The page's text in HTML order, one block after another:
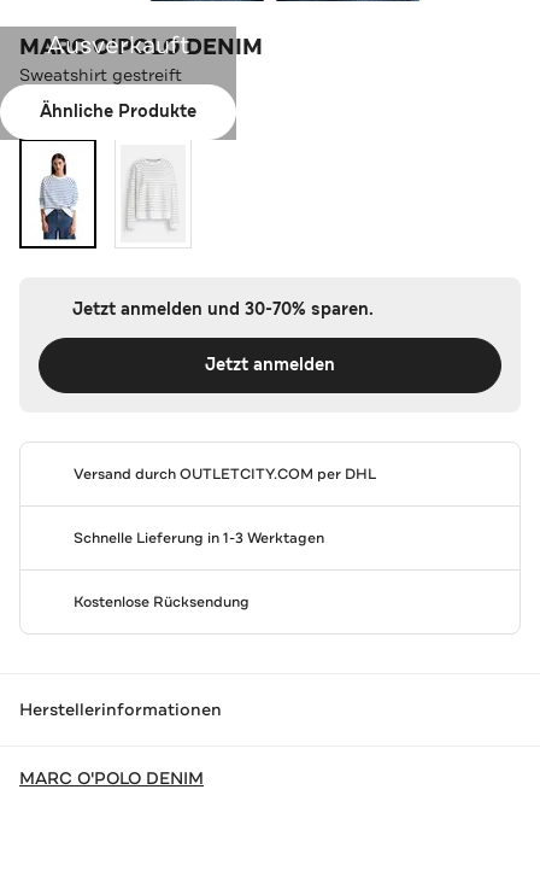
Ausverkauft
Ähnliche Produkte
MARC O'POLO DENIM
Sweatshirt gestreift
Farbe:blau-weiß
Jetzt anmelden und 30-70% sparen.
Jetzt anmelden
Versand durchOUTLETCITY.COM per DHL
Schnelle Lieferung in 1-3 Werktagen
Kostenlose Rücksendung
Herstellerinformationen
MARC O'POLO DENIM